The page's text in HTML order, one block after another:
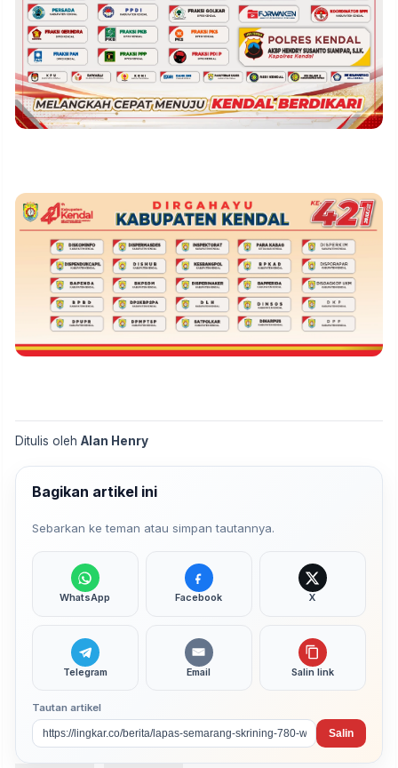
Ditulis oleh Alan Henry
Bagikan artikel ini
Sebarkan ke teman atau simpan tautannya.
WhatsApp Facebook X
Telegram Email Salin link
Tautan artikel
Salin